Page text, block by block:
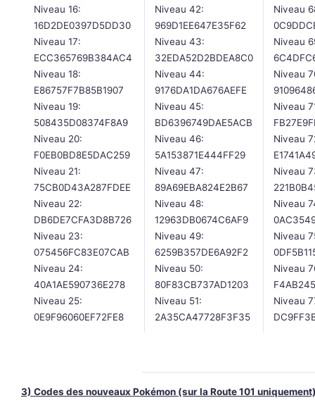
Niveau 16:
16D2DE0397D5DD30
Niveau 17:
ECC365769B384AC4
Niveau 18:
E86757F7B85B1907
Niveau 19:
508435D08374F8A9
Niveau 20:
F0EB0BD8E5DAC259
Niveau 21:
75CB0D43A287FDEE
Niveau 22:
DB6DE7CFA3D8B726
Niveau 23:
075456FC83E07CAB
Niveau 24:
40A1AE590736E278
Niveau 25:
0E9F96060EF72FE8
Niveau 42:
969D1EE647E35F62
Niveau 43:
32EDA52D2BDEA8C0
Niveau 44:
9176DA1DA676AEFE
Niveau 45:
BD6396749DAE5ACB
Niveau 46:
5A153871E444FF29
Niveau 47:
89A69EBA824E2B67
Niveau 48:
12963DB0674C6AF9
Niveau 49:
6259B357DE6A92F2
Niveau 50:
80F83CB737AD1203
Niveau 51:
2A35CA47728F3F35
Niveau
Niveau
Niveau
Niveau
Niveau
Niveau
Niveau
Niveau
Niveau
Niveau
3) Codes des nouveaux Pokémon (sur la Route 101